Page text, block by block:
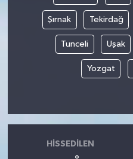
Şırnak Tekirdağ
Tunceli Uşak
Yozgat
HISSEDILEN